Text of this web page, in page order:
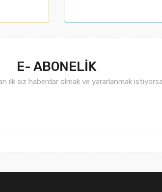
E- ABONELİK
ilk siz haberdar olmak ve yararlanmak